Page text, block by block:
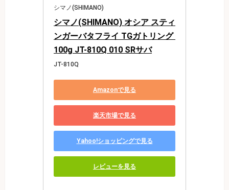
シマノ(SHIMANO)
シマノ(SHIMANO) オシア スティ
ンガーバタフライ TGガトリング
100g JT-810Q 010 SRサバ
JT-810Q
Amazonで見る
楽天市場で見る
Yahoo!ショッピングで見る
レビューを見る